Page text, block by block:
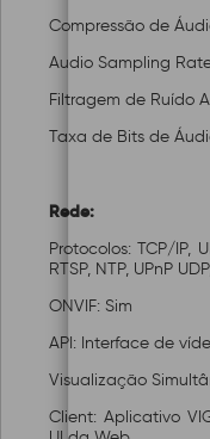
Compressão de
Audio Sampling
Filtragem de Ruído
Taxa de Bits de
Rede:
Protocolos: TCP/IP,
RTSP, NTP, UPnP
ONVIF: Sim
API: Interface de
Visualização
Client: Aplicativo